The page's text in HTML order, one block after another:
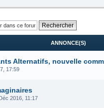
ANNONCE(S)
Alternatifs, nouvelle
17:59
2016, 11:17